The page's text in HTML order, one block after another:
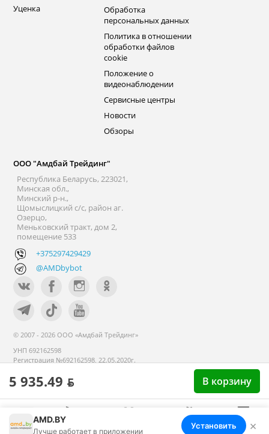
Меню Корзина Избранное Сравнение Войти
5 935.49 ƃ В корзину
Уценка
Обработка
персональных данных
Политика в отношении
обработки файлов
cookie
Положение о
видеонаблюдении
Сервисные центры
Новости
Обзоры
ООО "Амдбай Трейдинг"
Республика Беларусь, 223021,
Минская обл.,
Минский р-н.,
Щомыслицкий с/с, район аг.
Озерцо,
Меньковский тракт, дом 2,
помещение 533
+375297429429
@AMDbybot
© 2007 - 2026 ООО «Амдбай Трейдинг»
УНП 692162598
Регистрация №692162598, 22.05.2020г.
реестре с 14 сентября 2020г.
AMD.BY
Лучше работает в приложении
Установить ×